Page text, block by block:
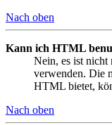
Nach oben
Kann ich HTML
Nein, es ist
verwenden. Die
HTML bietet,
Nach oben